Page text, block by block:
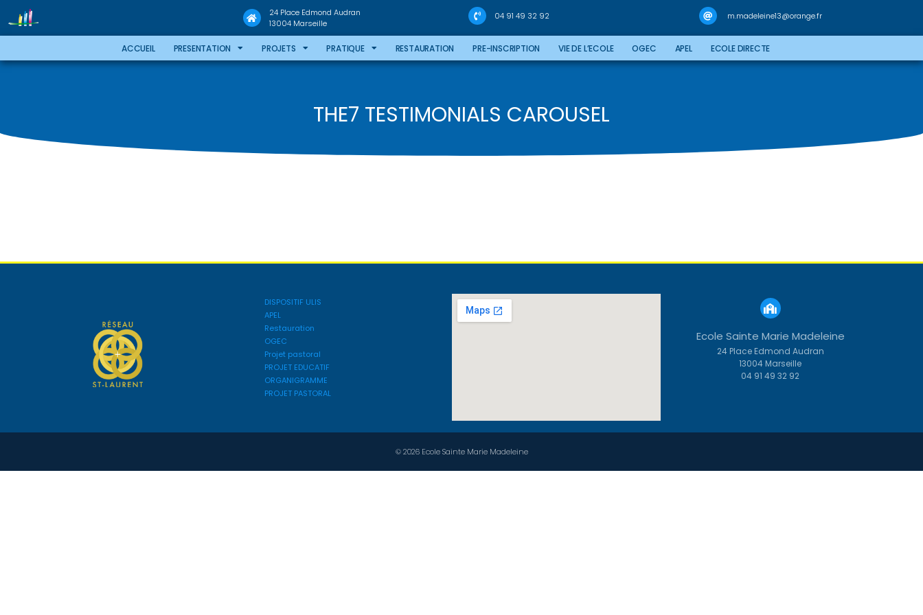
24 Place Edmond Audran
13004 Marseille
04 91 49 32 92 m.madeleine13@orange.fr
ACCUEIL PRESENTATION PROJETS PRATIQUE RESTAURATION PRE-INSCRIPTION VIE DE L’ECOLE OGEC APEL ECOLE DIRECTE
THE7 TESTIMONIALS CAROUSEL
DISPOSITIF ULIS
APEL
Restauration
OGEC
Projet pastoral
PROJET EDUCATIF
ORGANIGRAMME
PROJET PASTORAL
Ecole Sainte Marie Madeleine
24 Place Edmond Audran
13004 Marseille
04 91 49 32 92
© 2026 Ecole Sainte Marie Madeleine